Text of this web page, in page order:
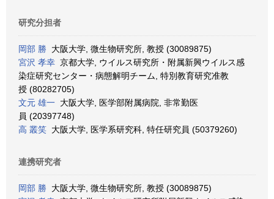
研究分担者
岡部 勝 大阪大学, 微生物研究所, 教授 (30089875)
宮沢 孝幸 京都大学, ウイルス研究所・附属新興ウイルス感
染症研究センター・病態解明チーム, 特別教育研究准教
授 (80282705)
文元 雄一 大阪大学, 医学部附属病院, 非常勤医
員 (20397748)
高 叢笑 大阪大学, 医学系研究科, 特任研究員 (50379260)
連携研究者
岡部 勝 大阪大学, 微生物研究所, 教授 (30089875)